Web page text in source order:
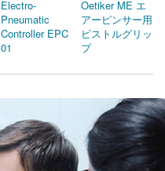
Electro-
Pneumatic
Controller EPC
01
Oetiker ME エ
アーピンサー用
ピストルグリッ
プ